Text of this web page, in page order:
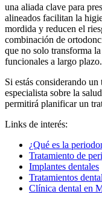
una aliada clave para
alineados facilitan la
mordida y reducen el
combinación de
que no solo transforma
funcionales a largo plazo.
Si estás considerando
especialista sobre la
permitirá planificar un
Links de interés:
¿Qué es la
Tratamiento de
Implantes dentales
Tratamientos
Clínica dental en